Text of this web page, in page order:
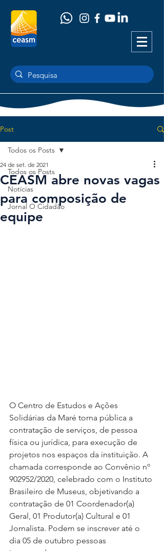
Post
Todos os Posts
Notícias
Jornal O Cidadão
Todos os Posts
CEASM abre novas vagas
para composição de
equipe
24 de set. de 2021
O Centro de Estudos e Ações
Solidárias da Maré torna pública a
contratação de serviços, de pessoa
física ou jurídica, para execução de
projetos nos espaços da instituição. A
chamada corresponde ao Convênio nº
902952/2020, celebrado com o Instituto
Brasileiro de Museus, objetivando a
contratação de 01 Coordenador(a)
Geral, 01 Produtor(a) Cultural e 01
Jornalista. Podem se inscrever até o
dia 05 de outubro pessoas